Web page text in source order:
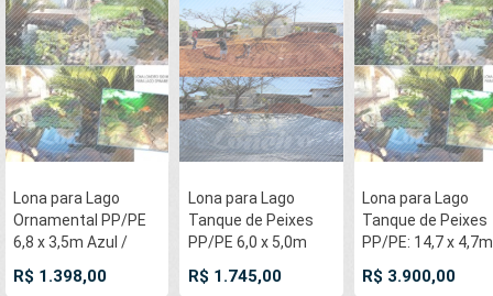
Lona para Lago
Ornamental PP/PE
6,8 x 3,5m Azul /
e atóxica para
R$ 1.398,00
Lona para Lago
Tanque de Peixes
PP/PE 6,0 x 5,0m
Lagos Artificiais,
R$ 1.745,00
Lona para Lago
Tanque de Peixes
PP/PE: 14,7 x 4,7m
impermeável e
R$ 3.900,00